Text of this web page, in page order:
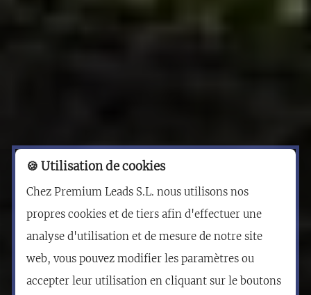
🍪 Utilisation de cookies
Chez Premium Leads S.L. nous utilisons nos
propres cookies et de tiers afin d'effectuer une
analyse d'utilisation et de mesure de notre site
web, vous pouvez modifier les paramètres ou
accepter leur utilisation en cliquant sur le boutons